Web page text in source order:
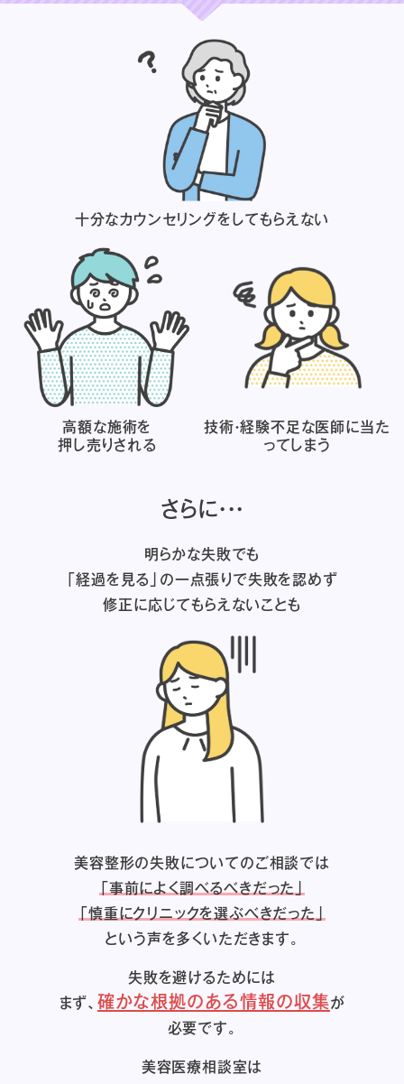
十分なカウンセリングをしてもらえない
高額な施術を
押し売りされる
技術・経験不足な医師に当た
ってしまう
さらに・・・
明らかな失敗でも
「経過を見る」の一点張りで失敗を認めず
修正に応じてもらえないことも
美容整形の失敗についてのご相談では
「事前によく調べるべきだった」
「慎重にクリニックを選ぶべきだった」
という声を多くいただきます。
失敗を避けるためには
まず、確かな根拠のある情報の収集が
必要です。
美容医療相談室は